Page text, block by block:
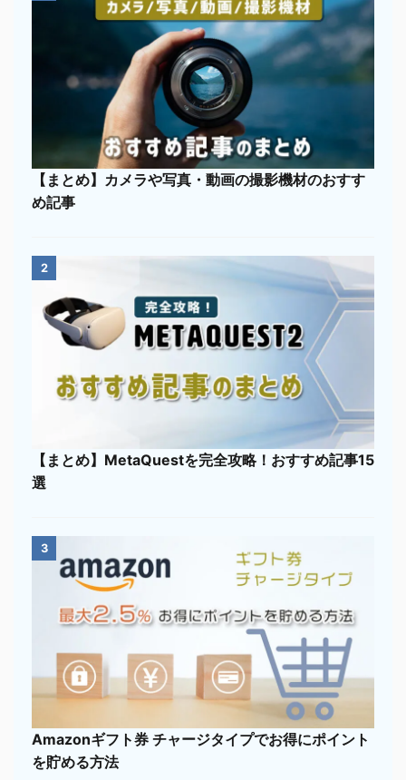
【まとめ】カメラや写真・動画の撮影機材のおすす
め記事
2
【まとめ】MetaQuestを完全攻略！おすすめ記事15
選
3
Amazonギフト券 チャージタイプでお得にポイント
を貯める方法